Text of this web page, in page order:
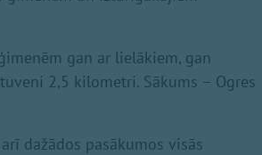
gan ar lielākiem, gan
2,5 kilometri. Sākums – Ogres
dažādos pasākumos visās